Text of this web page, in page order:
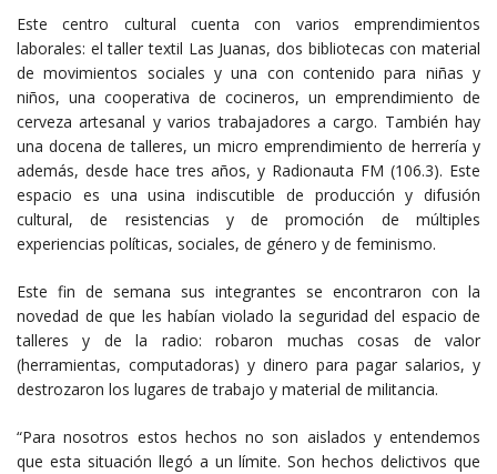
Este centro cultural cuenta con varios emprendimientos
laborales: el taller textil Las Juanas, dos bibliotecas con material
de movimientos sociales y una con contenido para niñas y
niños, una cooperativa de cocineros, un emprendimiento de
cerveza artesanal y varios trabajadores a cargo. También hay
una docena de talleres, un micro emprendimiento de herrería y
además, desde hace tres años, y Radionauta FM (106.3). Este
espacio es una usina indiscutible de producción y difusión
cultural, de resistencias y de promoción de múltiples
experiencias políticas, sociales, de género y de feminismo.
Este fin de semana sus integrantes se encontraron con la
novedad de que les habían violado la seguridad del espacio de
talleres y de la radio: robaron muchas cosas de valor
(herramientas, computadoras) y dinero para pagar salarios, y
destrozaron los lugares de trabajo y material de militancia.
“Para nosotros estos hechos no son aislados y entendemos
que esta situación llegó a un límite. Son hechos delictivos que